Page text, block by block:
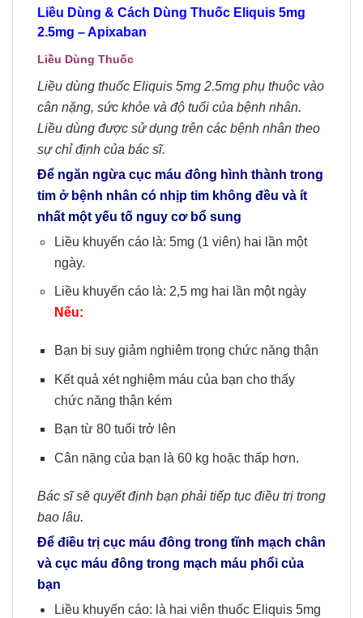
Liều Dùng & Cách Dùng Thuốc Eliquis 5mg
2.5mg – Apixaban
Liều Dùng Thuốc
Liều dùng thuốc Eliquis 5mg 2.5mg phụ thuộc vào
cân nặng, sức khỏe và độ tuổi của bệnh nhân.
Liều dùng được sử dụng trên các bệnh nhân theo
sự chỉ định của bác sĩ.
Để ngăn ngừa cục máu đông hình thành trong
tim ở bệnh nhân có nhịp tim không đều và ít
nhất một yếu tố nguy cơ bổ sung
Liều khuyến cáo là: 5mg (1 viên) hai lần một
ngày.
Liều khuyến cáo là: 2,5 mg hai lần một ngày
Nếu:
Bạn bị suy giảm nghiêm trọng chức năng thận
Kết quả xét nghiệm máu của bạn cho thấy
chức năng thận kém
Bạn từ 80 tuổi trở lên
Cân nặng của bạn là 60 kg hoặc thấp hơn.
Bác sĩ sẽ quyết định bạn phải tiếp tục điều trị trong
bao lâu.
Để điều trị cục máu đông trong tĩnh mạch chân
và cục máu đông trong mạch máu phổi của
bạn
Liều khuyến cáo: là hai viên thuốc Eliquis 5mg